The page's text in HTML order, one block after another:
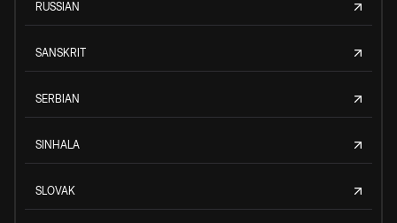
RUSSIAN
SANSKRIT
SERBIAN
SINHALA
SLOVAK